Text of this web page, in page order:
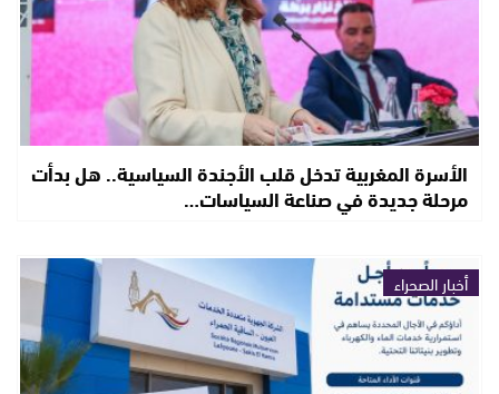
الأسرة المغربية تدخل قلب الأجندة السياسية.. هل بدأت
مرحلة جديدة في صناعة السياسات…
أخبار الصحراء